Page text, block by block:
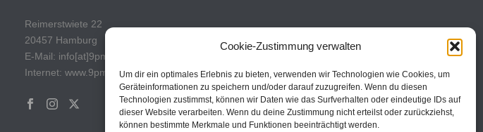
Cookie-Zustimmung verwalten
Um dir ein optimales Erlebnis zu bieten, verwenden wir Technologien wie Cookies, um
Geräteinformationen zu speichern und/oder darauf zuzugreifen. Wenn du diesen
Technologien zustimmst, können wir Daten wie das Surfverhalten oder eindeutige IDs auf
dieser Website verarbeiten. Wenn du deine Zustimmung nicht erteilst oder zurückziehst,
können bestimmte Merkmale und Funktionen beeinträchtigt werden.
Reimerstwiete 22
20457 Hamburg
E-Mail: info[at]9pm-media.com
Internet: www.9pm-media.com